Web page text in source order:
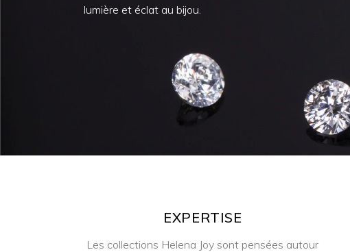
lumière et éclat au bijou.
EXPERTISE
Les collections Helena Joy sont pensées autour